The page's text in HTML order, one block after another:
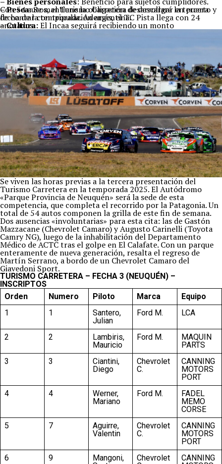
– Pesca:Se mantiene la obligación de descargar en puerto y
de contar con tripulación argentina.
– Cultura:El Incaa seguirá recibiendo un monto
gastos administrativos y se garantiza que no se propicia su
Temas relacionados:
Siguente
Javier Milei: “Replicar la inflación de diciembre sería un muy buen dato”
Anterior
Tron 3 comienza su rodaje y lo celebra con una primera imagen
Con 54 autos, el Turismo Carretera desarrollará la tercera
fecha de la temporada. Además, el TC Pista llega con 24
anotados.
Se viven las horas previas a la tercera presentación del
Turismo Carretera en la temporada 2025. El Autódromo
«Parque Provincia de Neuquén» será la sede de esta
competencia, que completa el recorrido por la Patagonia. Un
total de 54 autos componen la grilla de este fin de semana.
Dos ausencias «involuntarias» para esta cita: las de Gastón
Mazzacane (Chevrolet Camaro) y Augusto Carinelli (Toyota
Camry NG), luego de la inhabilitación del Departamento
Médico de ACTC tras el golpe en El Calafate. Con un parque
enteramente de nueva generación, resalta el regreso de
Martín Serrano, a bordo de un Chevrolet Camaro del
Giavedoni Sport.
TURISMO CARRETERA – FECHA 3 (NEUQUÉN) –
INSCRIPTOS
Orden
Numero Piloto Marca
Equipo
1
1
Santero,
Julian
Ford M. LCA
2 2
Lambiris,
Mauricio
Ford M.
MAQUIN
PARTS
3
3
Ciantini,
Diego
Chevrolet
C.
CANNING
MOTORS
PORT
4
4
Werner,
Mariano
Ford M.
FADEL
MEMO
CORSE
5
7
Aguirre,
Valentin
Chevrolet
C.
CANNING
MOTORS
PORT
6
9
Mangoni,
Chevrolet
CANNING